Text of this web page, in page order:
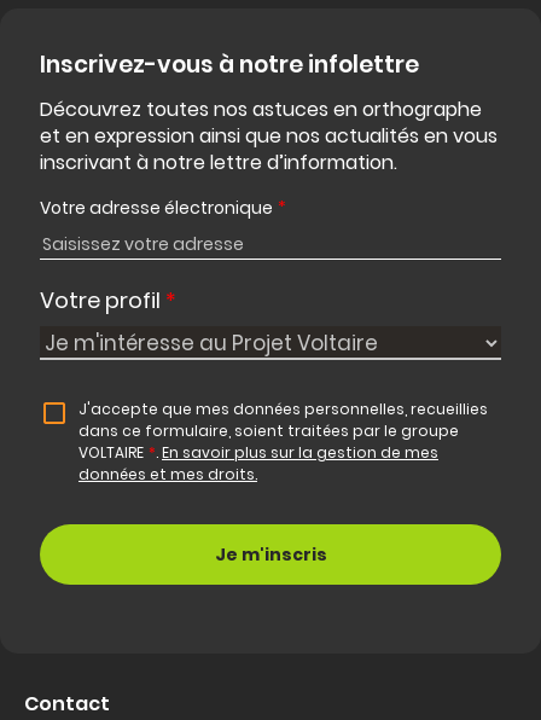
Inscrivez-vous à notre infolettre
Découvrez toutes nos astuces en orthographe
et en expression ainsi que nos actualités en vous
inscrivant à notre lettre d’information.
Votre adresse électronique *
Votre profil *
J'accepte que mes données personnelles, recueillies
dans ce formulaire, soient traitées par le groupe
VOLTAIRE *.En savoir plus sur la gestion de mes
données et mes droits.
Contact